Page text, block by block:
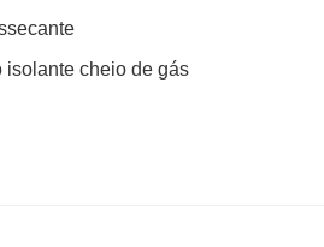
isolante cheio de gás